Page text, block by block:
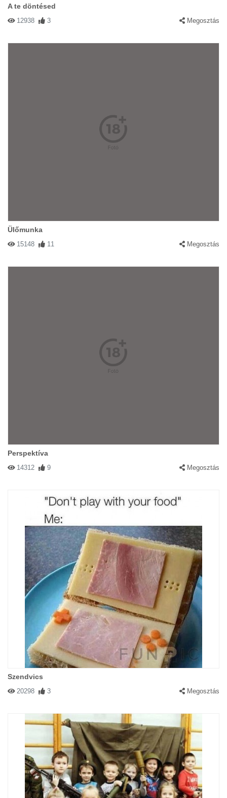
A te döntésed
12938 3 Megosztás
Ülőmunka
15148 11 Megosztás
Perspektíva
14312 9 Megosztás
Szendvics
20298 3 Megosztás